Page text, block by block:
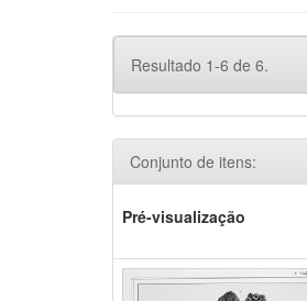
Resultado 1-6 de 6.
Conjunto de itens:
Pré-visualização